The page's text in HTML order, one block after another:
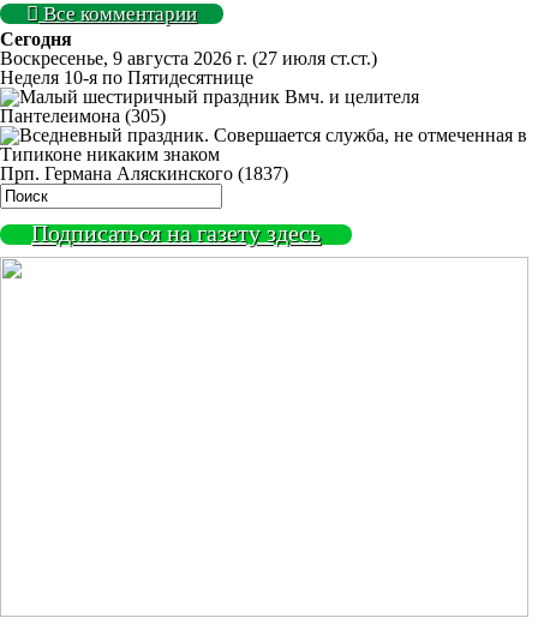
Все комментарии
Сегодня
Воскресенье, 9 августа 2026 г. (27 июля ст.ст.)
Неделя 10-я по Пятидесятнице
Вмч. и целителя
Пантелеимона (305)
Прп. Германа Аляскинского (1837)
Подписаться на газету здесь